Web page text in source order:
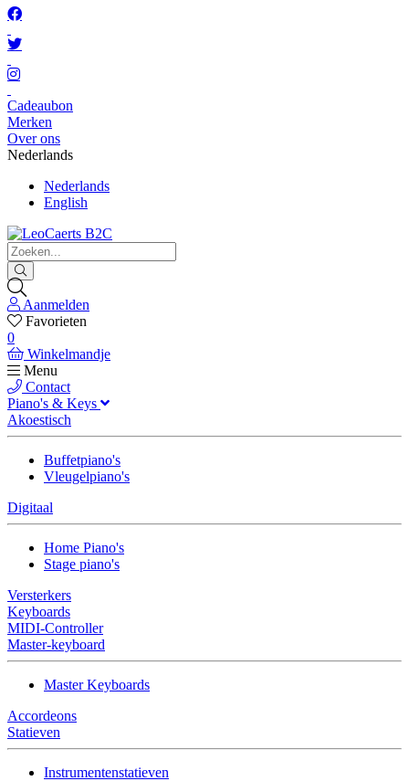
Cadeaubon
Merken
Over ons
Nederlands
Nederlands
English
Aanmelden
Favorieten
0
Winkelmandje
Menu
Contact
Piano's & Keys
Akoestisch
Buffetpiano's
Vleugelpiano's
Digitaal
Home Piano's
Stage piano's
Versterkers
Keyboards
MIDI-Controller
Master-keyboard
Master Keyboards
Accordeons
Statieven
Instrumentenstatieven